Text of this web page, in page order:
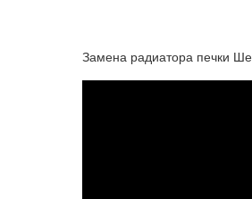
Замена радиатора печки